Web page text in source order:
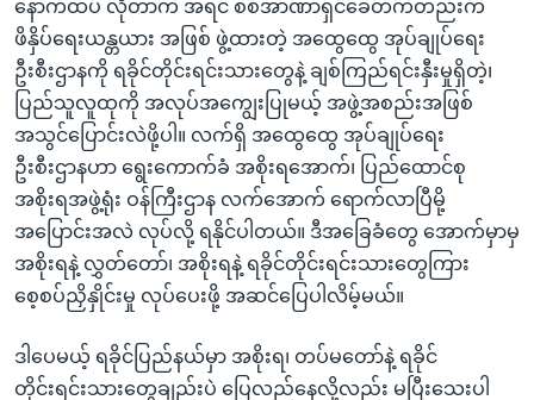
နောက်ထပ် လိုတာက အရင် စစ်အာဏာရှင်ခေတ်ကတည်းက
ဖိနှိပ်ရေးယန္တယား အဖြစ် ဖွဲ့ထားတဲ့ အထွေထွေ အုပ်ချုပ်ရေး
ဦးစီးဌာနကို ရခိုင်တိုင်းရင်းသားတွေနဲ့ ချစ်ကြည်ရင်းနှီးမှုရှိတဲ့၊
ပြည်သူလူထုကို အလုပ်အကျွေးပြုမယ့် အဖွဲ့အစည်းအဖြစ်
အသွင်ပြောင်းလဲဖို့ပါ။ လက်ရှိ အထွေထွေ အုပ်ချုပ်ရေး
ဦးစီးဌာနဟာ ရွေးကောက်ခံ အစိုးရအောက်၊ ပြည်ထောင်စု
အစိုးရအဖွဲ့ရုံး ဝန်ကြီးဌာန လက်အောက် ရောက်လာပြီမို့
အပြောင်းအလဲ လုပ်လို့ ရနိုင်ပါတယ်။ ဒီအခြေခံတွေ အောက်မှာမှ
အစိုးရနဲ့ လွှတ်တော်၊ အစိုးရနဲ့ ရခိုင်တိုင်းရင်းသားတွေကြား
စေ့စပ်ညှိနှိုင်းမှု လုပ်ပေးဖို့ အဆင်ပြေပါလိမ့်မယ်။
ဒါပေမယ့် ရခိုင်ပြည်နယ်မှာ အစိုးရ၊ တပ်မတော်နဲ့ ရခိုင်
တိုင်းရင်းသားတွေချည်းပဲ ပြေလည်နေလို့လည်း မပြီးသေးပါ